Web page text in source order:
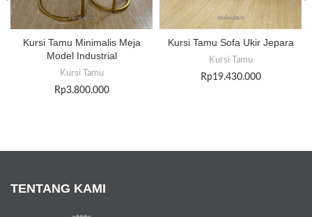
Kursi Tamu Minimalis Meja
Model Industrial
Kursi Tamu
Rp3.800.000
Kursi Tamu Sofa Ukir Jepara
Kursi Tamu
Rp19.430.000
TENTANG KAMI